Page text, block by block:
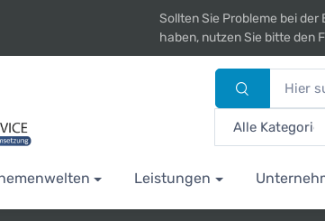
Sollten Sie Probleme bei der
haben, nutzen Sie bitte den
Leistungen